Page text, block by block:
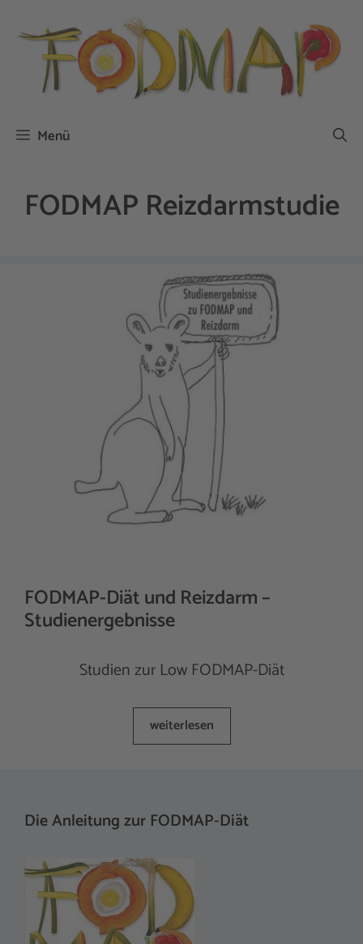
Inhalt
springen
Menü
FODMAP Reizdarmstudie
FODMAP-Diät und Reizdarm –
Studienergebnisse
Studien zur Low FODMAP-Diät
weiterlesen
Die Anleitung zur FODMAP-Diät